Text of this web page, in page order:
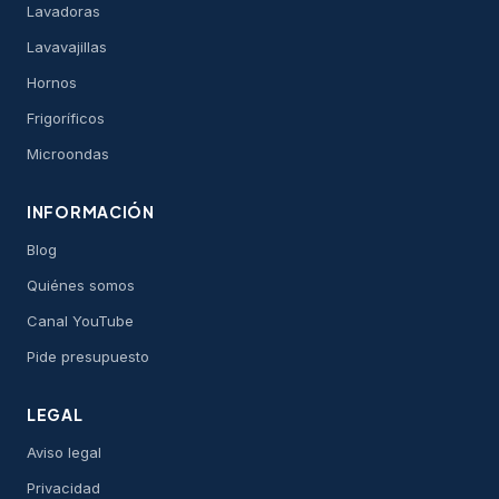
Lavadoras
Lavavajillas
Hornos
Frigoríficos
Microondas
INFORMACIÓN
Blog
Quiénes somos
Canal YouTube
Pide presupuesto
LEGAL
Aviso legal
Privacidad